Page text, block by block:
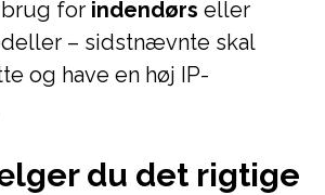
for indendørs eller
– sidstnævnte skal
og have en høj IP-
du det rigtige